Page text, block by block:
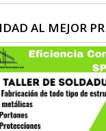
AL MEJOR